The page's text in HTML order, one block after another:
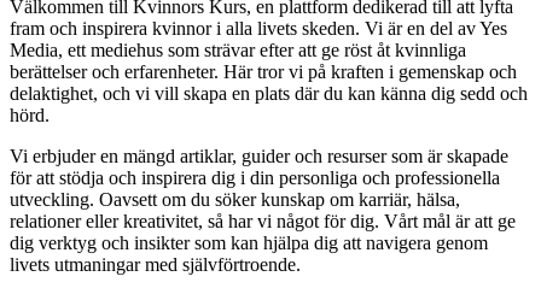
Välkommen till Kvinnors Kurs, en plattform dedikerad till att lyfta
fram och inspirera kvinnor i alla livets skeden. Vi är en del av Yes
Media, ett mediehus som strävar efter att ge röst åt kvinnliga
berättelser och erfarenheter. Här tror vi på kraften i gemenskap och
delaktighet, och vi vill skapa en plats där du kan känna dig sedd och
hörd.
Vi erbjuder en mängd artiklar, guider och resurser som är skapade
för att stödja och inspirera dig i din personliga och professionella
utveckling. Oavsett om du söker kunskap om karriär, hälsa,
relationer eller kreativitet, så har vi något för dig. Vårt mål är att ge
dig verktyg och insikter som kan hjälpa dig att navigera genom
livets utmaningar med självförtroende.